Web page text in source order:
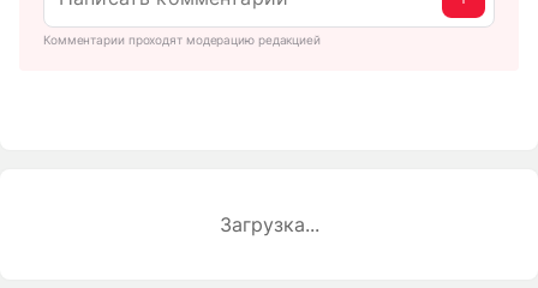
Комментарии проходят модерацию редакцией
Загрузка...